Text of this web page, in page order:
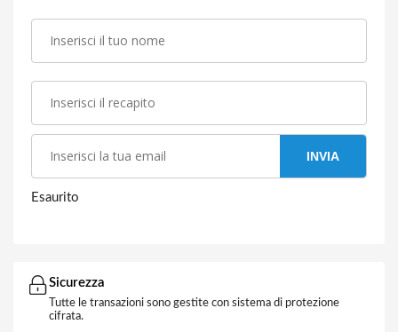
INVIA
Esaurito
Sicurezza
Tutte le transazioni sono gestite con sistema di protezione
cifrata.